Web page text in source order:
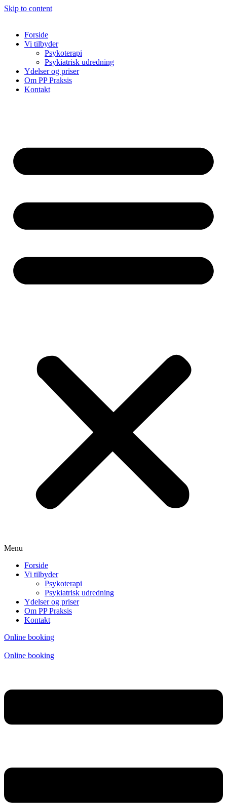
Skip to content
Forside
Vi tilbyder
Psykoterapi
Psykiatrisk udredning
Ydelser og priser
Om PP Praksis
Kontakt
Menu
Forside
Vi tilbyder
Psykoterapi
Psykiatrisk udredning
Ydelser og priser
Om PP Praksis
Kontakt
Online booking
Online booking